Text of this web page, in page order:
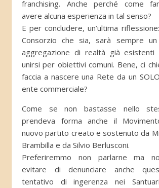
franchising. Anche perché come
avere alcuna esperienza in tal senso?
E per concludere, un’ultima
Consorzio che sia, sarà sempre
aggregazione di realtà già esistenti
unirsi per obiettivi comuni. Bene, ci
faccia a nascere una Rete da un
ente commerciale?
Come se non bastasse nello
prendeva forma anche il
nuovo partito creato e sostenuto da
Brambilla e da Silvio Berlusconi.
Preferiremmo non parlarne ma
evitare di denunciare anche
tentativo di ingerenza nei